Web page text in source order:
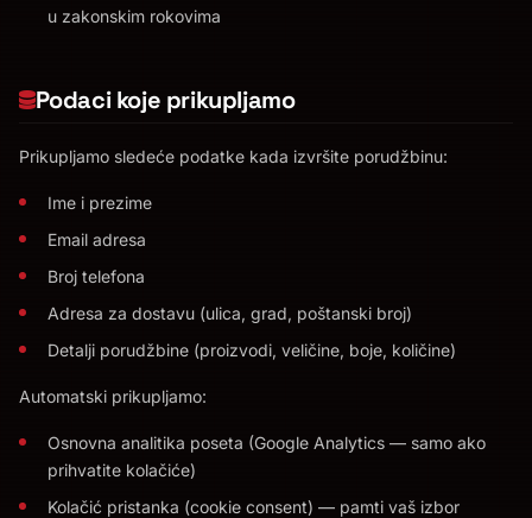
u zakonskim rokovima
Podaci koje prikupljamo
Prikupljamo sledeće podatke kada izvršite porudžbinu:
Ime i prezime
Email adresa
Broj telefona
Adresa za dostavu (ulica, grad, poštanski broj)
Detalji porudžbine (proizvodi, veličine, boje, količine)
Automatski prikupljamo:
Osnovna analitika poseta (Google Analytics — samo ako
prihvatite kolačiće)
Kolačić pristanka (cookie consent) — pamti vaš izbor